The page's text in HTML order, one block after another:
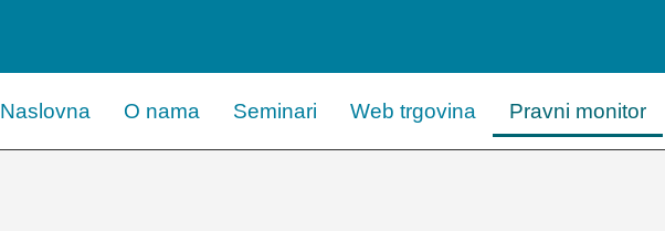
Naslovna O nama Seminari Web trgovina Pravni monitor